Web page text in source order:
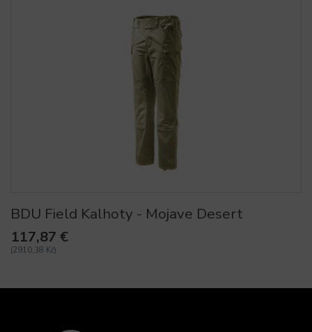
BDU Field Kalhoty - Mojave Desert
117,87 €
(2910,38 Kč)